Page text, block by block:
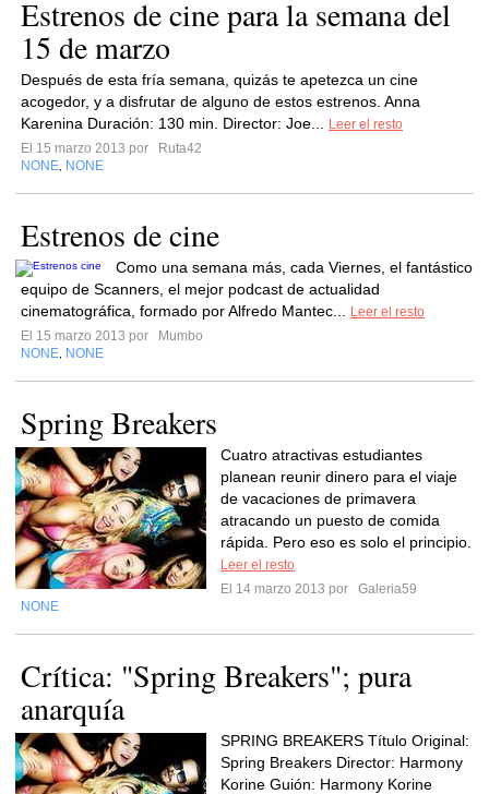
Estrenos de cine para la semana del
15 de marzo
Después de esta fría semana, quizás te apetezca un cine
acogedor, y a disfrutar de alguno de estos estrenos. Anna
Karenina Duración: 130 min. Director: Joe...
Leer el resto
El 15 marzo 2013 por
Ruta42
NONE NONE
Estrenos de cine
Como una semana más, cada Viernes, el fantástico
equipo de Scanners, el mejor podcast de actualidad
cinematográfica, formado por Alfredo Mantec...
Leer el resto
El 15 marzo 2013 por
Mumbo
NONE NONE
Spring Breakers
Cuatro atractivas estudiantes
planean reunir dinero para el viaje
de vacaciones de primavera
atracando un puesto de comida
rápida. Pero eso es solo el principio.
Leer el resto
El 14 marzo 2013 por
Galeria59
NONE
Crítica: "Spring Breakers"; pura
anarquía
SPRING BREAKERS Título Original:
Spring Breakers Director: Harmony
Korine Guión: Harmony Korine